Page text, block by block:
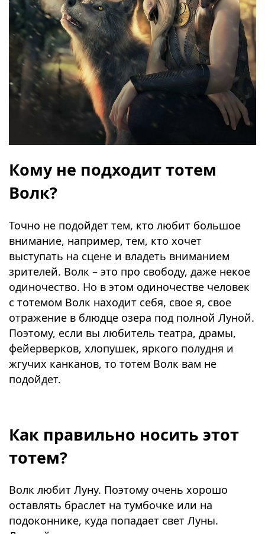
Кому не подходит тотем
Волк?
Точно не подойдет тем, кто любит большое
внимание, например, тем, кто хочет
выступать на сцене и владеть вниманием
зрителей. Волк – это про свободу, даже некое
одиночество. Но в этом одиночестве человек
с тотемом Волк находит себя, свое я, свое
отражение в блюдце озера под полной Луной.
Поэтому, если вы любитель театра, драмы,
фейерверков, хлопушек, яркого полудня и
жгучих канканов, то тотем Волк вам не
подойдет.
Как правильно носить этот
тотем?
Волк любит Луну. Поэтому очень хорошо
оставлять браслет на тумбочке или на
подоконнике, куда попадает свет Луны.